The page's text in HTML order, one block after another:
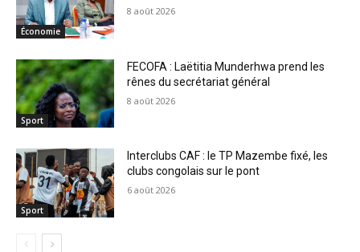
Économie
8 août 2026
Sport
FECOFA : Laëtitia Munderhwa prend les
rênes du secrétariat général
8 août 2026
Sport
Interclubs CAF : le TP Mazembe fixé, les
clubs congolais sur le pont
6 août 2026